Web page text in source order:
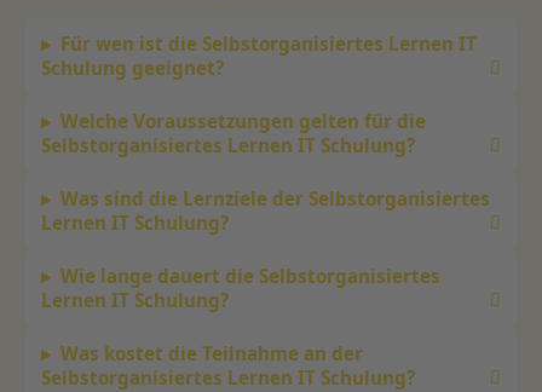
Für wen ist die Selbstorganisiertes Lernen IT
Schulung geeignet?
Welche Voraussetzungen gelten für die
Selbstorganisiertes Lernen IT Schulung?
Was sind die Lernziele der Selbstorganisiertes
Lernen IT Schulung?
Wie lange dauert die Selbstorganisiertes
Lernen IT Schulung?
Was kostet die Teilnahme an der
Selbstorganisiertes Lernen IT Schulung?